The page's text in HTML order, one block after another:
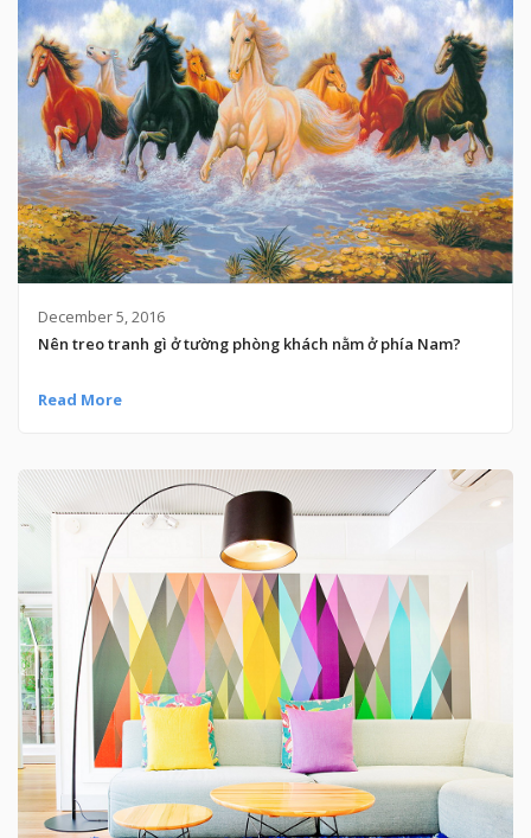
December 5, 2016
Nên treo tranh gì ở tường phòng khách nằm ở phía Nam?
Read More